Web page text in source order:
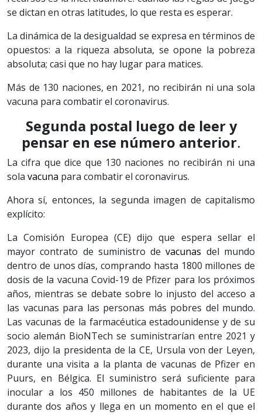
se dictan en otras latitudes, lo que resta es esperar.
La dinámica de la desigualdad se expresa en términos de
opuestos: a la riqueza absoluta, se opone la pobreza
absoluta; casi que no hay lugar para matices.
Más de 130 naciones, en 2021, no recibirán ni una sola
vacuna para combatir el coronavirus.
Segunda postal luego de leer y
pensar en ese número anterior.
La cifra que dice que 130 naciones no recibirán ni una
sola vacuna para combatir el coronavirus.
Ahora sí, entonces, la segunda imagen de capitalismo
explícito:
La Comisión Europea (CE) dijo que espera sellar el
mayor contrato de suministro devacunas del mundo
dentro de unos días, comprando hasta 1800 millones de
dosis de la vacuna Covid-19 de Pfizer para los próximos
años, mientras se debate sobre lo injusto del acceso a
las vacunas para las personas más pobres del mundo.
Las vacunas de la farmacéutica estadounidense y de su
socio alemán BioNTech se suministrarían entre 2021 y
2023, dijo la presidenta de la CE, Ursula von der Leyen,
durante una visita a la planta de vacunas de Pfizer en
Puurs, en Bélgica. El suministro será suficiente para
inocular a los 450 millones de habitantes de la UE
durante dos años y llega en un momento en el que el